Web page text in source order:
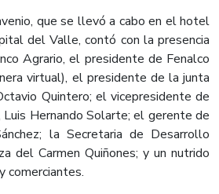
que se llevó a cabo en el hotel
del Valle, contó con la presencia
Agrario, el presidente de Fenalco
virtual), el presidente de la junta
Quintero; el vicepresidente de
Hernando Solarte; el gerente de
la Secretaria de Desarrollo
del Carmen Quiñones; y un nutrido
comerciantes.